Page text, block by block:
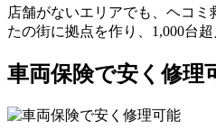
店舗がないエリアでも、ヘコ
たの街に拠点を作り、1,000台
車両保険で安く修理